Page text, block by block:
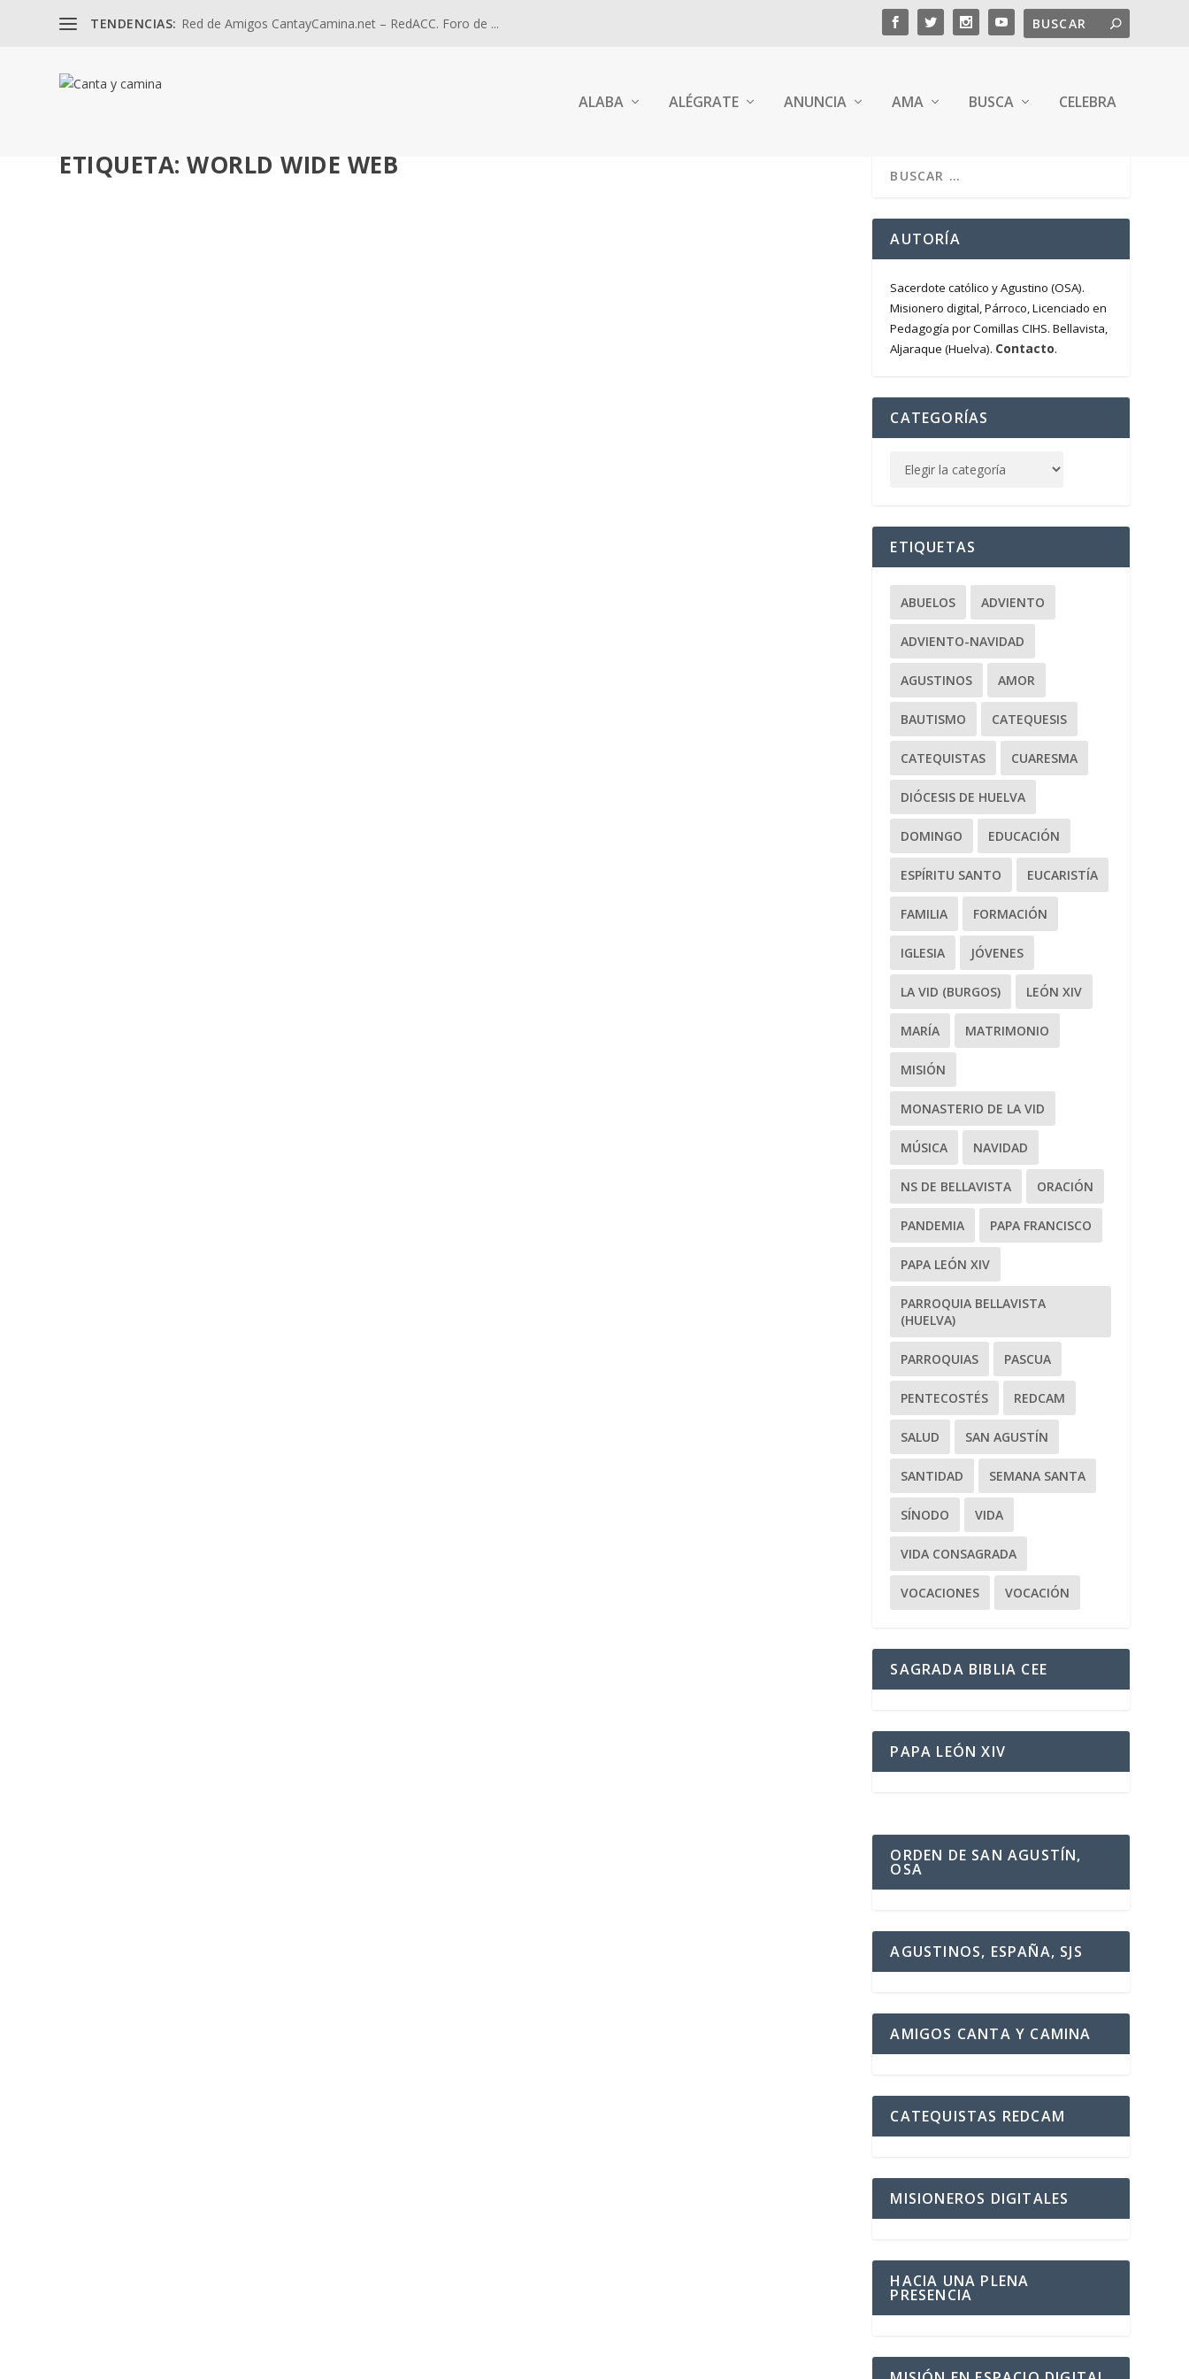
TENDENCIAS: Red de Amigos CantayCamina.net – RedACC. Foro de ...
ALABA ALÉGRATE ANUNCIA AMA BUSCA CELEBRA
ETIQUETA:WORLD WIDE WEB
AUTORÍA
Sacerdote católico y Agustino (OSA).
Misionero digital, Párroco, Licenciado en
Pedagogía por Comillas CIHS. Bellavista,
Aljaraque (Huelva). Contacto.
CATEGORÍAS
ETIQUETAS
ABUELOS ADVIENTO
ADVIENTO-NAVIDAD
AGUSTINOS AMOR
BAUTISMO CATEQUESIS
CATEQUISTAS CUARESMA
DIÓCESIS DE HUELVA
DOMINGO EDUCACIÓN
ESPÍRITU SANTO EUCARISTÍA
FAMILIA FORMACIÓN
IGLESIA JÓVENES
LA VID (BURGOS) LEÓN XIV
MARÍA MATRIMONIO
MISIÓN
MONASTERIO DE LA VID
MÚSICA NAVIDAD
NS DE BELLAVISTA ORACIÓN
PANDEMIA PAPA FRANCISCO
PAPA LEÓN XIV
PARROQUIA BELLAVISTA
(HUELVA)
PARROQUIAS PASCUA
PENTECOSTÉS REDCAM
SALUD SAN AGUSTÍN
SANTIDAD SEMANA SANTA
SÍNODO VIDA
VIDA CONSAGRADA
VOCACIONES VOCACIÓN
SAGRADA BIBLIA CEE
PAPA LEÓN XIV
ORDEN DE SAN AGUSTÍN,
OSA
AGUSTINOS, ESPAÑA, SJS
AMIGOS CANTA Y CAMINA
CATEQUISTAS REDCAM
MISIONEROS DIGITALES
HACIA UNA PLENA
PRESENCIA